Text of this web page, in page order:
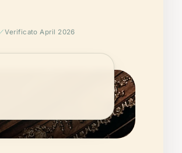
Verificato April 2026